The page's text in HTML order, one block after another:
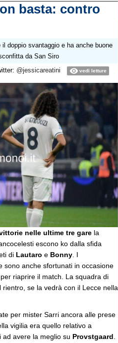
basta: contro
doppio svantaggio e ha anche buone
da San Siro
@jessicareatini vedi letture
nelle ultime tre gare la
escono ko dalla sfida
di Lautaro e Bonny . I
sono anche sfortunati in occasione
riaprire il match. La squadra di
rientro, se la vedrà con il Lecce nella
per mister Sarri ancora alle prese
vigilia era quello relativo a
ad avere la meglio su Provstgaard